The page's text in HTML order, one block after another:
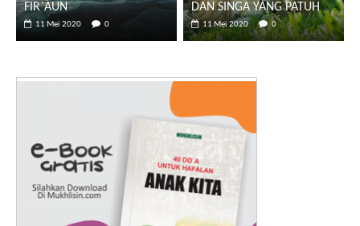
FIR`AUN
11 Mei 2020 0
DAN SINGA YANG PATUH
11 Mei 2020 0